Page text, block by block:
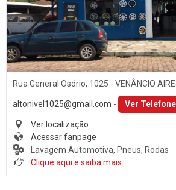
Rua General Osório, 1025 - VENÂNCIO
altonivel1025@gmail.com - Ver Telefone
Ver localização
Acessar fanpage
Lavagem Automotiva, Pneus, Rodas
Clique aqui e saiba mais.